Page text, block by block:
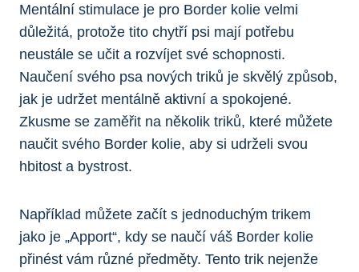
Mentální stimulace je pro Border kolie velmi
důležitá, protože tito chytří psi mají potřebu
neustále se učit a rozvíjet své schopnosti.
Naučení svého psa nových triků je skvělý způsob,
jak je udržet mentálně aktivní a spokojené.
Zkusme se zaměřit na několik triků, které můžete
naučit svého Border kolie, aby si udrželi svou
hbitost a bystrost.
Například můžete začít s jednoduchým trikem
jako je „Apport“, kdy se naučí váš Border kolie
přinést vám různé předměty. Tento trik nejenže